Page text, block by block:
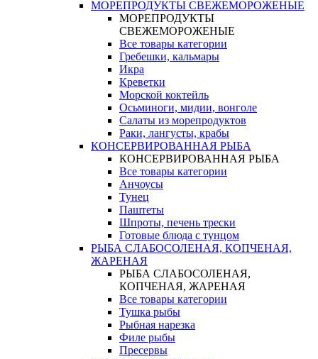
МОРЕПРОДУКТЫ СВЕЖЕМОРОЖЕНЫЕ
МОРЕПРОДУКТЫ
СВЕЖЕМОРОЖЕНЫЕ
Все товары категории
Гребешки, кальмары
Икра
Креветки
Морской коктейль
Осьминоги, мидии, вонголе
Салаты из морепродуктов
Раки, лангусты, крабы
КОНСЕРВИРОВАННАЯ РЫБА
КОНСЕРВИРОВАННАЯ РЫБА
Все товары категории
Анчоусы
Тунец
Паштеты
Шпроты, печень трески
Готовые блюда с тунцом
РЫБА СЛАБОСОЛЕНАЯ, КОПЧЕНАЯ,
ЖАРЕНАЯ
РЫБА СЛАБОСОЛЕНАЯ,
КОПЧЕНАЯ, ЖАРЕНАЯ
Все товары категории
Тушка рыбы
Рыбная нарезка
Филе рыбы
Пресервы